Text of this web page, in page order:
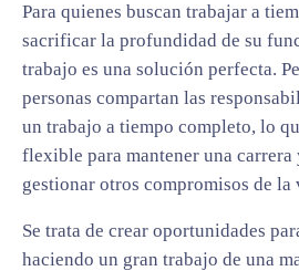
Para quienes buscan trabajar a
sacrificar la profundidad de su
trabajo es una solución perfecta.
personas compartan las
un trabajo a tiempo completo, lo
flexible para mantener una carrera
gestionar otros compromisos de la
Se trata de crear oportunidades
haciendo un gran trabajo de una